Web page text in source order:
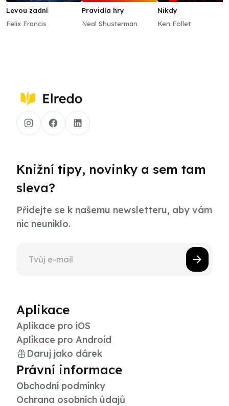
Levou zadní
Felix Francis
Pravidla hry
Neal Shusterman
Nikdy
Ken Follet
Knižní tipy, novinky a sem tam
sleva?
Přidejte se k našemu newsletteru, aby vám
nic neuniklo.
Aplikace
Aplikace pro iOS
Aplikace pro Android
Daruj jako dárek
Právní informace
Obchodní podmínky
Ochrana osobních údajů